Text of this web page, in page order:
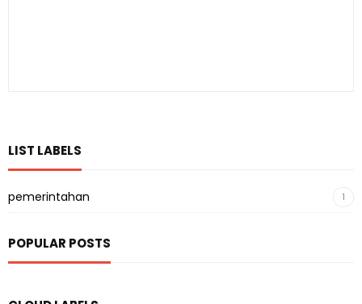
LIST LABELS
pemerintahan 1
POPULAR POSTS